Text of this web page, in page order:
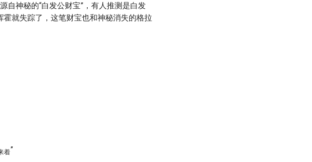
自神秘的“白发公财宝”，有人推测是白发
就失踪了，这笔财宝也和神秘消失的格拉
着”